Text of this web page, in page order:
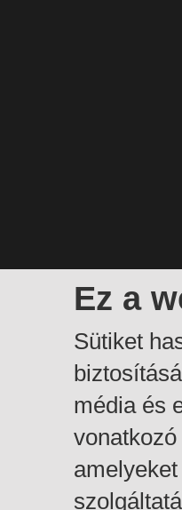
Ez a
Sütiket
média és